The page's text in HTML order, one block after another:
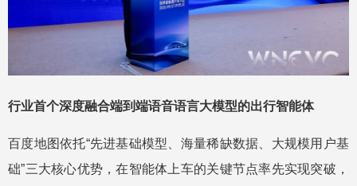
行业首个深度融合端到端语音语言大模型的出行智能体
百度地图依托“先进基础模型、海量稀缺数据、大规模用户基
础”三大核心优势，在智能体上车的关键节点率先实现突破，